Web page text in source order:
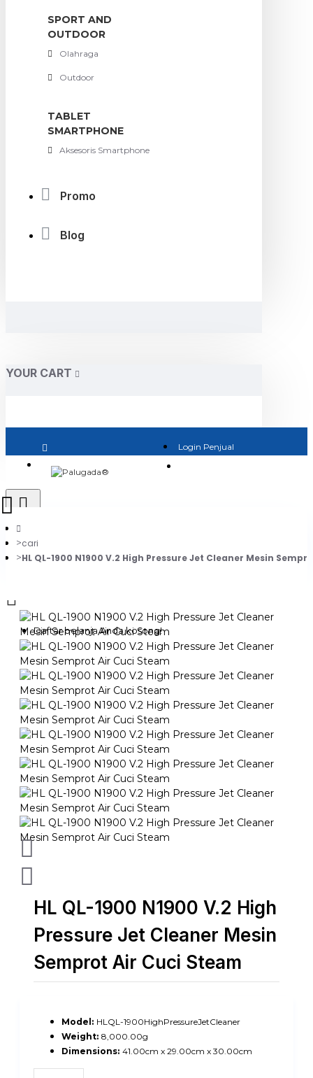
SPORT AND
OUTDOOR
Olahraga
Outdoor
TABLET
SMARTPHONE
Aksesoris Smartphone
Promo
Blog
YOUR CART
Login Penjual
Daftar belanja Anda kosong!
cari
HL QL-1900 N1900 V.2 High Pressure Jet Cleaner Mesin
HL QL-1900 N1900 V.2 High
Pressure Jet Cleaner Mesin
Semprot Air Cuci Steam
Model: HLQL-1900HighPressureJetCleaner
Weight: 8,000.00g
Dimensions: 41.00cm x 29.00cm x 30.00cm